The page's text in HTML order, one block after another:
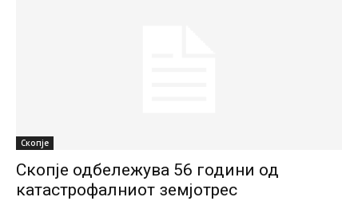
Скопје
Скопје одбележува 56 години од
катастрофалниот земјотрес